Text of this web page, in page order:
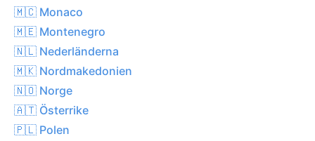
🇲🇨 Monaco
🇲🇪 Montenegro
🇳🇱 Nederländerna
🇲🇰 Nordmakedonien
🇳🇴 Norge
🇦🇹 Österrike
🇵🇱 Polen